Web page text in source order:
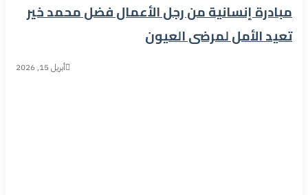
مبادرة إنسانية من رجل الأعمال فضل محمد خير
تعيد الأمل لمرضى العيون
أبريل 15, 2026